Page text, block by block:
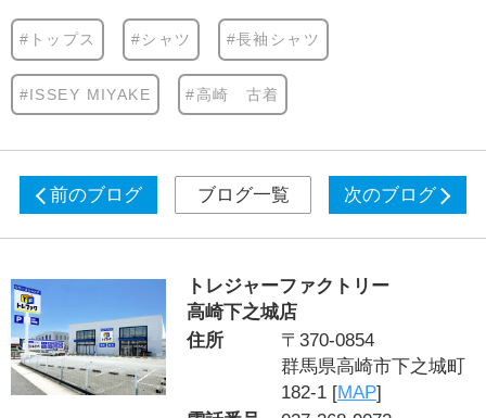
#トップス #シャツ #長袖シャツ
#ISSEY MIYAKE #高崎 古着
前のブログ ブログ一覧 次のブログ
トレジャーファクトリー
高崎下之城店
住所
〒370-0854
群馬県高崎市下之城町
182-1 [MAP]